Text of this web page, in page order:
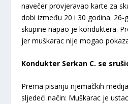
navečer provjeravao karte za
dobi između 20 i 30 godina. 26-
skupine napao je konduktera.
jer muškarac nije mogao
Kondukter Serkan C. se
Prema pisanju njemačkih
sljedeći način: Muškarac je